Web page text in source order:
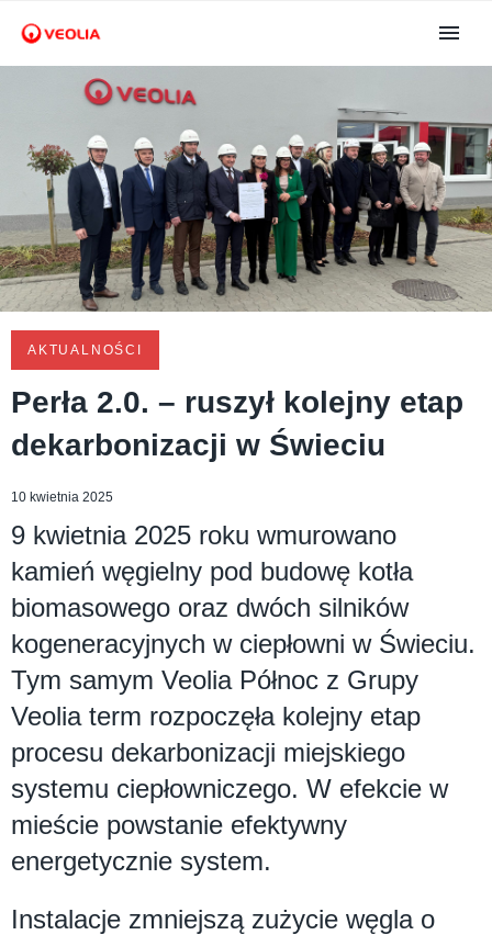
AKTUALNOŚCI
Perła 2.0. – ruszył kolejny etap
dekarbonizacji w Świeciu
10 kwietnia 2025
9 kwietnia 2025 roku wmurowano
kamień węgielny pod budowę kotła
biomasowego oraz dwóch silników
kogeneracyjnych w ciepłowni w Świeciu.
Tym samym Veolia Północ z Grupy
Veolia term rozpoczęła kolejny etap
procesu dekarbonizacji miejskiego
systemu ciepłowniczego. W efekcie w
mieście powstanie efektywny
energetycznie system.
Instalacje zmniejszą zużycie węgla o